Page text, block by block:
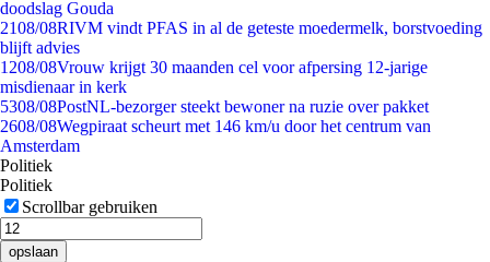
doodslag Gouda
2108/08RIVM vindt PFAS in al de geteste moedermelk, borstvoeding
blijft advies
1208/08Vrouw krijgt 30 maanden cel voor afpersing 12-jarige
misdienaar in kerk
5308/08PostNL-bezorger steekt bewoner na ruzie over pakket
2608/08Wegpiraat scheurt met 146 km/u door het centrum van
Amsterdam
Politiek
Politiek
Scrollbar gebruiken
opslaan